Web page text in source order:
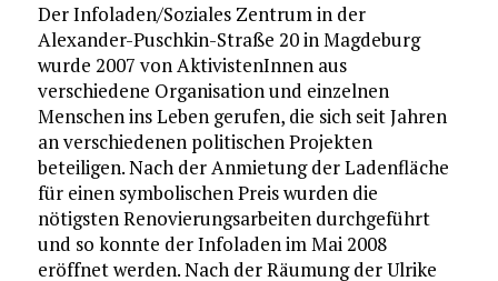
Der Infoladen/Soziales Zentrum in der
Alexander-Puschkin-Straße 20 in Magdeburg
wurde 2007 von AktivistenInnen aus
verschiedene Organisation und einzelnen
Menschen ins Leben gerufen, die sich seit Jahren
an verschiedenen politischen Projekten
beteiligen. Nach der Anmietung der Ladenfläche
für einen symbolischen Preis wurden die
nötigsten Renovierungsarbeiten durchgeführt
und so konnte der Infoladen im Mai 2008
eröffnet werden. Nach der Räumung der Ulrike